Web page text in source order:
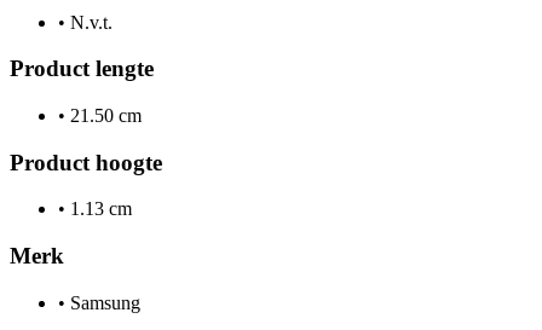
• N.v.t.
Product lengte
• 21.50 cm
Product hoogte
• 1.13 cm
Merk
• Samsung